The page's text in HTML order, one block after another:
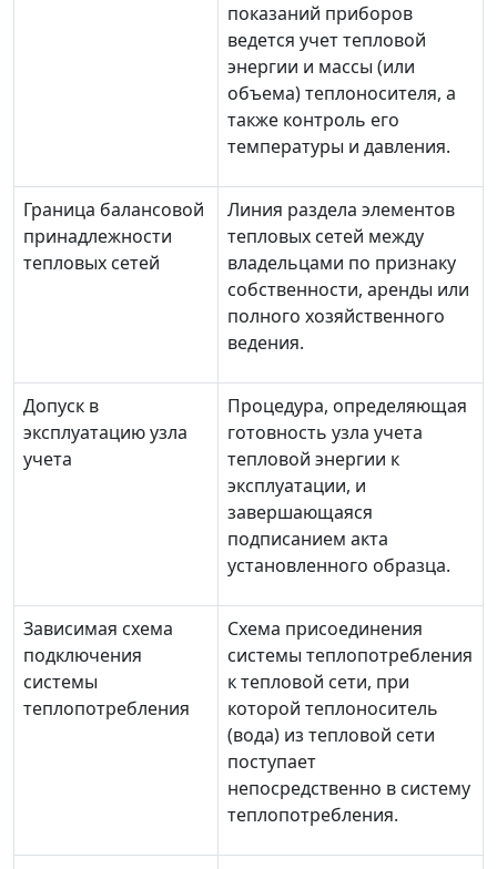
показаний приборов
ведется учет тепловой
энергии и массы (или
объема) теплоносителя, а
также контроль его
температуры и давления.
Граница балансовой
принадлежности
тепловых сетей
Линия раздела элементов
тепловых сетей между
владельцами по признаку
собственности, аренды или
полного хозяйственного
ведения.
Допуск в
эксплуатацию узла
учета
Процедура, определяющая
готовность узла учета
тепловой энергии к
эксплуатации, и
завершающаяся
подписанием акта
установленного образца.
Зависимая схема
подключения
системы
теплопотребления
Схема присоединения
системы теплопотребления
к тепловой сети, при
которой теплоноситель
(вода) из тепловой сети
поступает
непосредственно в систему
теплопотребления.